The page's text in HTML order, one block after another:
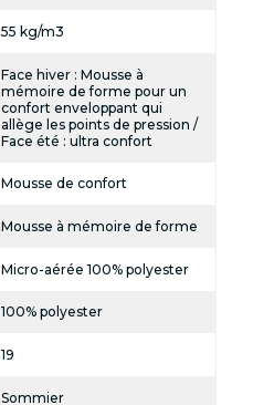
55 kg/m3
Face hiver : Mousse à
mémoire de forme pour un
confort enveloppant qui
allège les points de pression /
Face été : ultra confort
Mousse de confort
Mousse à mémoire de forme
Micro-aérée 100% polyester
100% polyester
19
Sommier